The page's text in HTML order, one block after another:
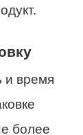
и время
более